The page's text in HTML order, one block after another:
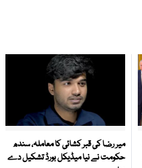
میر رضا کی قبر کشائی کا معاملہ، سندھ
حکومت نے نیا میڈیکل بورڈ تشکیل دے